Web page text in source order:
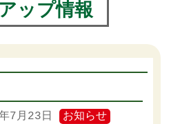
ップ情報
7月23日
お知らせ